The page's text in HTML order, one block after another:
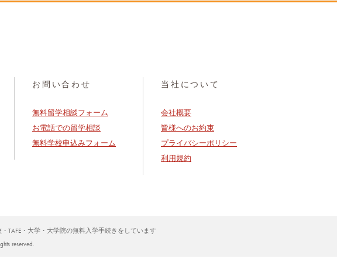
お問い合わせ
無料留学相談フォーム
お電話での留学相談
無料学校申込みフォーム
当社について
会社概要
皆様へのお約束
プライバシーポリシー
利用規約
TAFE・大学・大学院の無料入学手続きをしています
reserved.